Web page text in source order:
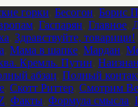
горки Бесогон Борис
Гаспарян Главное
Здравствуйте, товарищи!
Мама в шапке Мардан
Кремль. Путин
абзац Полный
Скотт Риттер Смотрим
Факты Формула смысла